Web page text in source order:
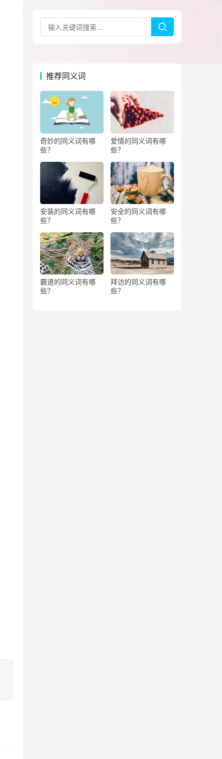
推荐同义词
奇妙的同义词有哪
些？
爱情的同义词有哪
些？
安装的同义词有哪
些？
安全的同义词有哪
些？
霸道的同义词有哪
些？
拜访的同义词有哪
些？